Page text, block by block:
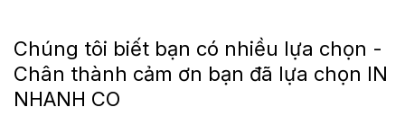
Chúng tôi biết bạn có nhiều lựa chọn -
Chân thành cảm ơn bạn đã lựa chọn IN
NHANH CO